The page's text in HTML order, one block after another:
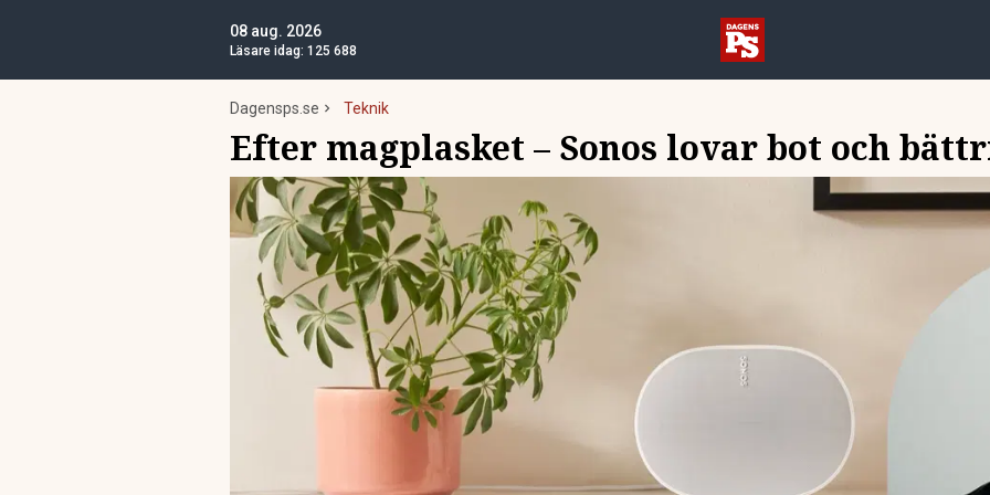
08 aug. 2026
Läsare idag: 125 688
Dagensps.se Teknik
Efter magplasket – Sonos lovar bot och